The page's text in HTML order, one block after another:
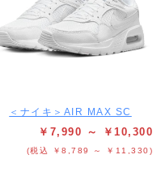
＜ナイキ＞AIR MAX SC
￥7,990 ～ ￥10,300
(税込 ￥8,789 ～ ￥11,330)